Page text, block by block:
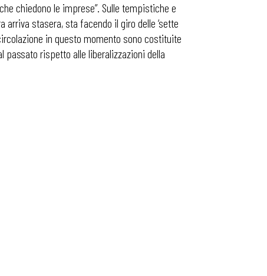
chiedono le imprese”. Sulle tempistiche e
stasera, sta facendo il giro delle ‘sette
in questo momento sono costituite
passato rispetto alle liberalizzazioni della